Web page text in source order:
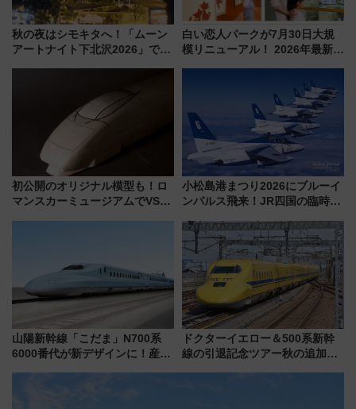
秋の夜はシモキタへ！「ムーン
アートナイト下北沢2026」でイ
白い恋人パークが7月30日大規
模リニューアル！ 2026年最新の
初公開のオリジナル模型も！ロ
マンスカーミュージアムでVSE
小松島港まつり2026にブルーイ
ンパルス飛来！JR四国の臨時ダ
山陽新幹線「こだま」N700系
6000番代が新デザインに！産学
ドクターイエロー＆500系新幹
線の引退記念ツアー秋の追加企